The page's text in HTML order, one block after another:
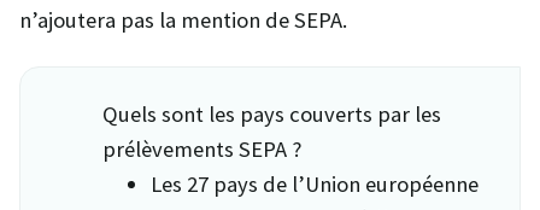
n’ajoutera pas la mention de SEPA.
Quels sont les pays couverts par les
prélèvements SEPA ?
Les 27 pays de l’Union européenne